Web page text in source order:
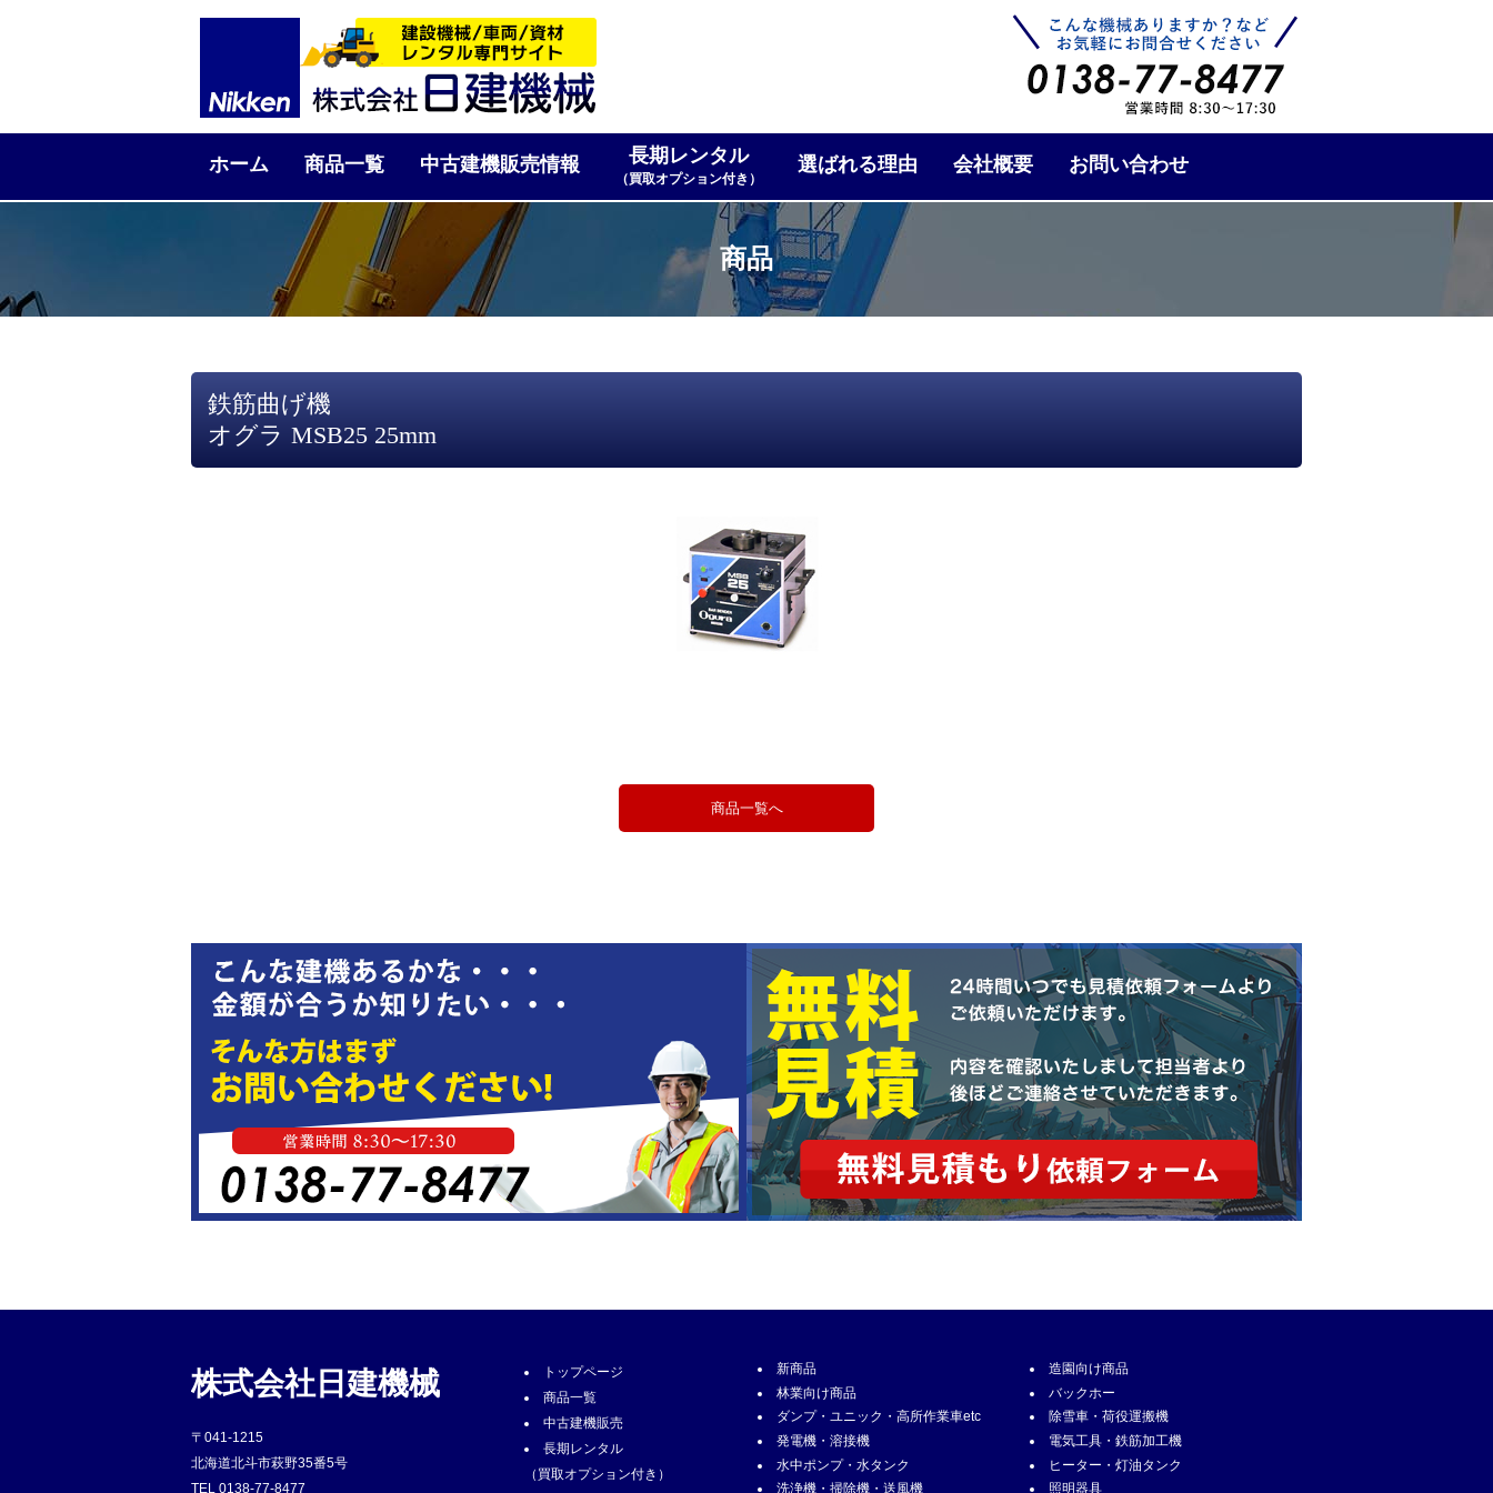
ホーム 商品一覧 中古建機販売情報 長期レンタル
（買取オプション付き）
選ばれる理由 会社概要 お問い合わせ
商品
鉄筋曲げ機
オグラ MSB25 25mm
商品一覧へ
株式会社日建機械
〒041-1215
北海道北斗市萩野35番5号
TEL 0138-77-8477
トップページ
商品一覧
中古建機販売
長期レンタル
（買取オプション付き）
新商品
造園向け商品
林業向け商品
バックホー
ダンプ・ユニック・高所作業車etc
除雪車・荷役運搬機
発電機・溶接機
電気工具・鉄筋加工機
水中ポンプ・水タンク
ヒーター・灯油タンク
洗浄機・掃除機・送風機
照明器具